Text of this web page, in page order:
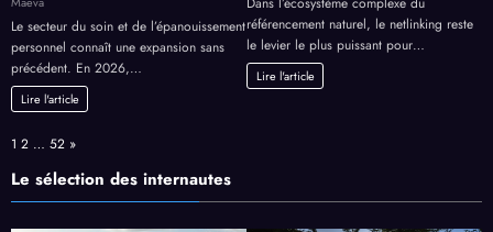
Le secteur du soin et de l’épanouissement
personnel connaît une expansion sans
précédent. En 2026,…
Lire l'article
référencement naturel, le netlinking reste
le levier le plus puissant pour…
Lire l'article
Page:
1 2 … 52 Next
»
Le sélection des internautes